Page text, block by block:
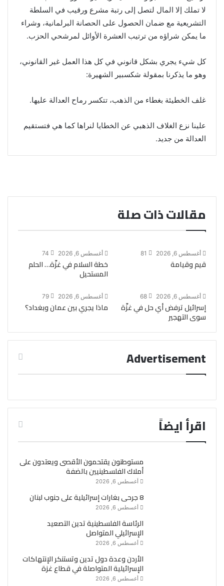
لا تملك إلا المال لتصل إلى رتبة مشرع ورقيب في السلطة
التشريعية مع ضمان الحصول على الحصانة البرلمانية، وشراء
ما يمكن شراؤه من ترتيب العشرة الأوائل لمرشحي الحزب.
كل شيء يجري بشكل قانوني في كل هذا العمل غير القانوني،
وهو ما يذكرنا بمقولة شكسبير الشهيرة:
غلف الخطيئة بغطاء من الذهب، تتكسر رماح العدالة عليها.
علينا نزع الغلاف الذهبي عن الخطايا لنراها كما هي فتستقيم
العدالة من جديد.
مقالات ذات صلة
أغسطس 6, 2026 81
قيم وقيامة
أغسطس 6, 2026 74
خطة السلام في غزّة… الحلم
المستحيل
أغسطس 6, 2026 68
إسرائيل ترفض أي حل في غزّة
سوى التهجير
أغسطس 6, 2026 79
ماذا يجري بين عمان وبغداد؟
Advertisement
اقرأ ايضاً
مستوطنون يقتحمون الأقصى ويعتدون على
أملاك الفلسطينيين بالضفة
أغسطس 6, 2026
8 جرحى بغارات إسرائيلية على جنوب لبنان
أغسطس 6, 2026
الرئاسة الفلسطينية تدين التصعيد
الإسرائيلي المتواصل
أغسطس 6, 2026
الأردن وعدة دول تدين وتستنكر الإنتهاكات
الإسرائيلية المتواصلة في قطاع غزة
أغسطس 6, 2026